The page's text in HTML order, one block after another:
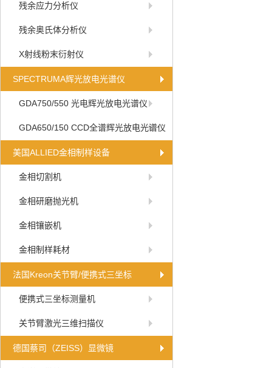
残余应力分析仪
残余奥氏体分析仪
X射线粉末衍射仪
SPECTRUMA辉光放电光谱仪
GDA750/550 光电辉光放电光谱仪
GDA650/150 CCD全谱辉光放电光谱仪
美国ALLIED金相制样设备
金相切割机
金相研磨抛光机
金相镶嵌机
金相制样耗材
法国Kreon关节臂/便携式三坐标
便携式三坐标测量机
关节臂激光三维扫描仪
德国蔡司（ZEISS）显微镜